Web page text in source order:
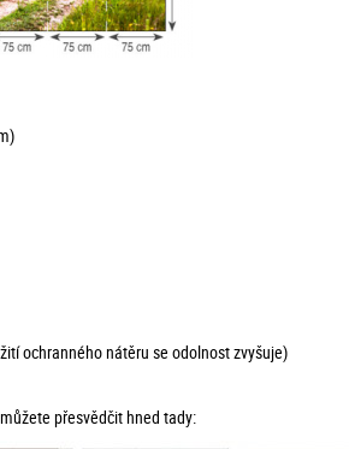
ochranného nátěru se odolnost zvyšuje)
přesvědčit hned tady: